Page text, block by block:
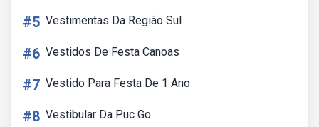
#5 Vestimentas Da Região Sul
#6 Vestidos De Festa Canoas
#7 Vestido Para Festa De 1 Ano
#8 Vestibular Da Puc Go